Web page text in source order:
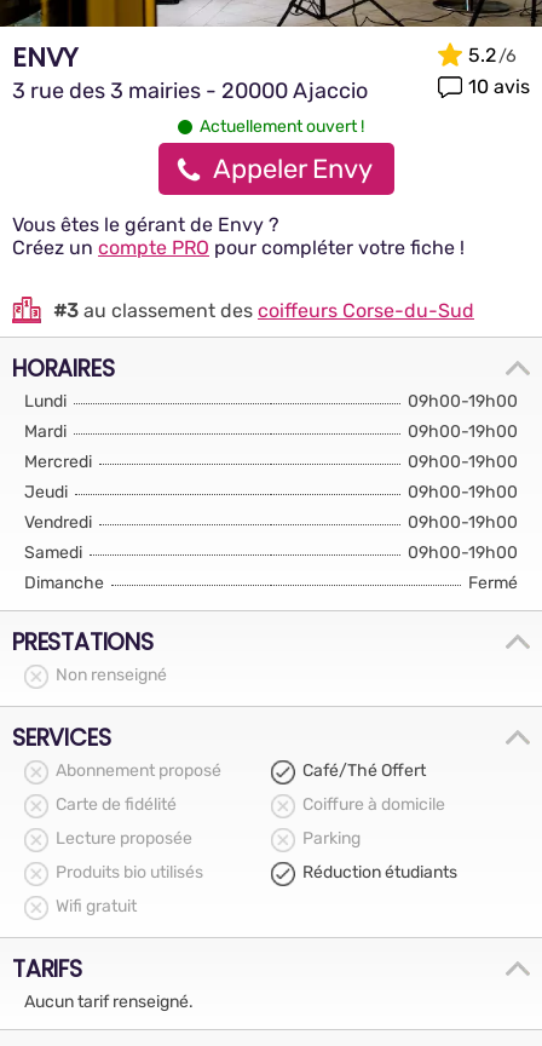
ENVY
3 rue des 3 mairies - 20000 Ajaccio
5.2
10 avis
Actuellement ouvert !
Appeler Envy
Vous êtes le gérant de Envy ?
Créez un compte PRO pour compléter votre fiche !
#3 au classement des coiffeurs Corse-du-Sud
HORAIRES
Lundi
09h00-19h00
Mardi
09h00-19h00
Mercredi
09h00-19h00
Jeudi
09h00-19h00
Vendredi
09h00-19h00
Samedi
09h00-19h00
Dimanche
Fermé
PRESTATIONS
Non renseigné
SERVICES
Abonnement proposé
Café/Thé Offert
Carte de fidélité
Coiffure à domicile
Lecture proposée
Parking
Produits bio utilisés
Réduction étudiants
Wifi gratuit
TARIFS
Aucun tarif renseigné.